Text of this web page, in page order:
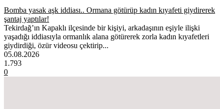
Bomba yasak aşk iddiası.. Ormana götürüp kadın kıyafeti giydirerek
şantaj yaptılar!
Tekirdağ’ın Kapaklı ilçesinde bir kişiyi, arkadaşının eşiyle ilişki
yaşadığı iddiasıyla ormanlık alana götürerek zorla kadın kıyafetleri
giydirdiği, özür videosu çektirip...
05.08.2026
1.793
0